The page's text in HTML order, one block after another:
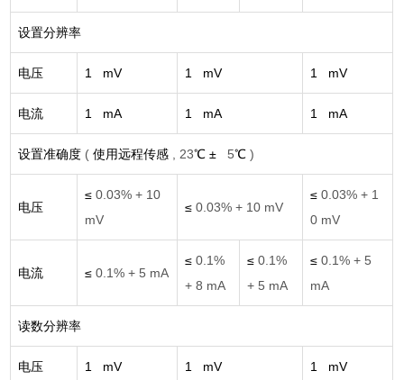
设置分辨率
电压 1 mV 1 mV 1 mV
电流 1 mA 1 mA 1 mA
设置准确度 (使用远程传感 , 23℃ ± 5℃ )
电压
≤ 0.03% + 10
mV
≤ 0.03% + 10 mV
≤ 0.03% + 1
0 mV
电流 ≤ 0.1% + 5 mA
≤ 0.1%
+ 8 mA
≤ 0.1%
+ 5 mA
≤ 0.1% + 5
mA
读数分辨率
电压 1 mV 1 mV 1 mV